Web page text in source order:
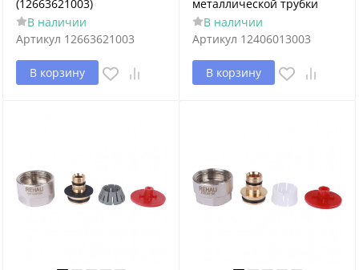
(12663621003)
В наличии
Артикул 12663621003
В корзину
металлической трубки
В наличии
Артикул 12406013003
В корзину